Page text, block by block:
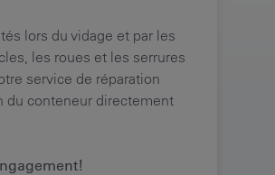
lors du vidage et par les
les roues et les serrures
service de réparation
du conteneur directement